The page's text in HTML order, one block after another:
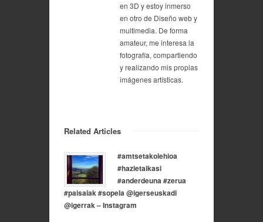
en 3D y estoy inmerso
en otro de Diseño web y
multimedia. De forma
amateur, me interesa la
fotografía, compartiendo
y realizando mis propias
imágenes artísticas.
Related Articles
#amtsetakolehioa
#hazietaikasi
#anderdeuna #zerua
#paisaiak #sopela @igerseuskadi
@igerrak – Instagram